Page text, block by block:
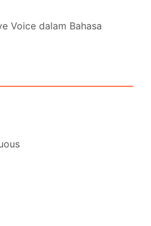
Voice dalam Bahasa